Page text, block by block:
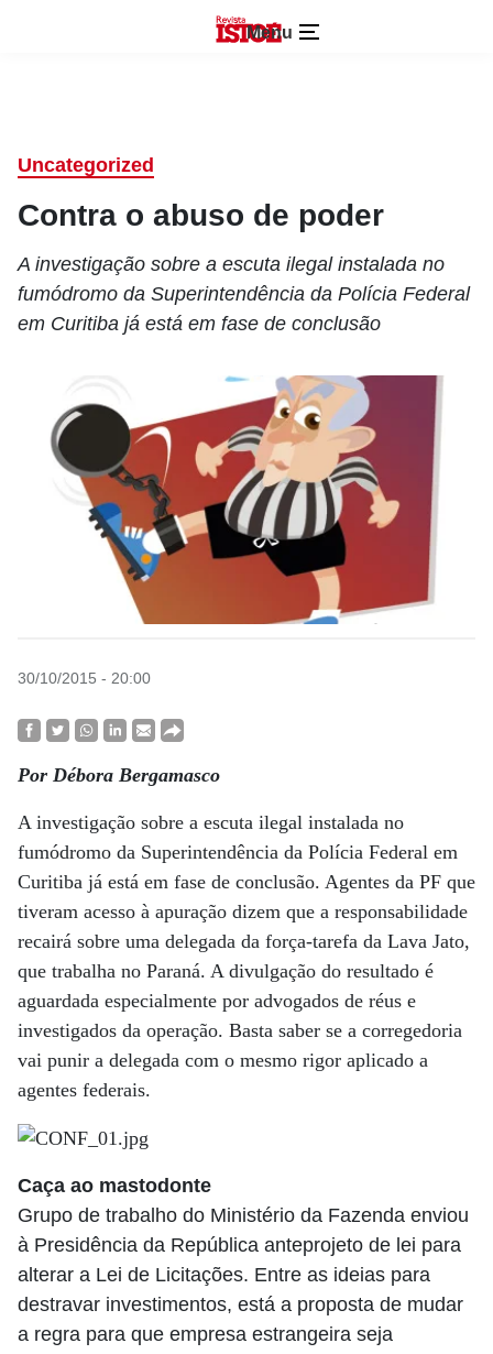
Menu
Uncategorized
Contra o abuso de poder
A investigação sobre a escuta ilegal instalada no
fumódromo da Superintendência da Polícia Federal
em Curitiba já está em fase de conclusão
30/10/2015 - 20:00
Por Débora Bergamasco
A investigação sobre a escuta ilegal instalada no
fumódromo da Superintendência da Polícia Federal em
Curitiba já está em fase de conclusão. Agentes da PF que
tiveram acesso à apuração dizem que a responsabilidade
recairá sobre uma delegada da força-tarefa da Lava Jato,
que trabalha no Paraná. A divulgação do resultado é
aguardada especialmente por advogados de réus e
investigados da operação. Basta saber se a corregedoria
vai punir a delegada com o mesmo rigor aplicado a
agentes federais.
Caça ao mastodonte
Grupo de trabalho do Ministério da Fazenda enviou
à Presidência da República anteprojeto de lei para
alterar a Lei de Licitações. Entre as ideias para
destravar investimentos, está a proposta de mudar
a regra para que empresa estrangeira seja